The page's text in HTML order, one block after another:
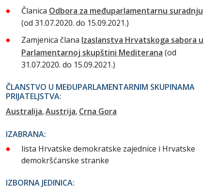
Članica Odbora za međuparlamentarnu suradnju
(od 31.07.2020. do 15.09.2021.)
Zamjenica člana Izaslanstva Hrvatskoga sabora u
Parlamentarnoj skupštini Mediterana (od
31.07.2020. do 15.09.2021.)
ČLANSTVO U MEĐUPARLAMENTARNIM SKUPINAMA
PRIJATELJSTVA:
Australija Austrija Crna Gora
IZABRANA:
lista Hrvatske demokratske zajednice i Hrvatske
demokršćanske stranke
IZBORNA JEDINICA: